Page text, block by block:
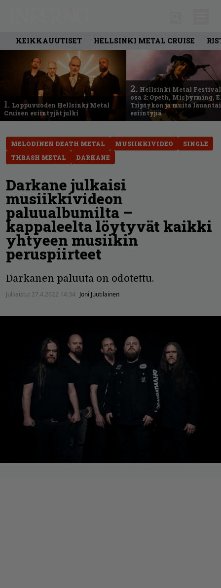
KEIKKAUUTISET HELLSINKI METAL CRUISE
1. Loppuvuoden Hellsinki Metal
Cruisen esiintyjät julki
2. Hellsinki Metal
osa 2: Opeth, Misþyrming,
Triptykon ja muita
esiintyjiä
MELODINEN DEATH METAL MUSIIKKIVIDEO
SINGLE
THRASH METAL
DARKANE
Darkane julkaisi
musiikkivideon
paluualbumilta –
kappaleelta löytyvät kaikki
yhtyeen musiikin
peruspiirteet
Darkanen paluuta on odotettu.
Julkaistu: 27.4.2022 14:34 Joni Juutilainen